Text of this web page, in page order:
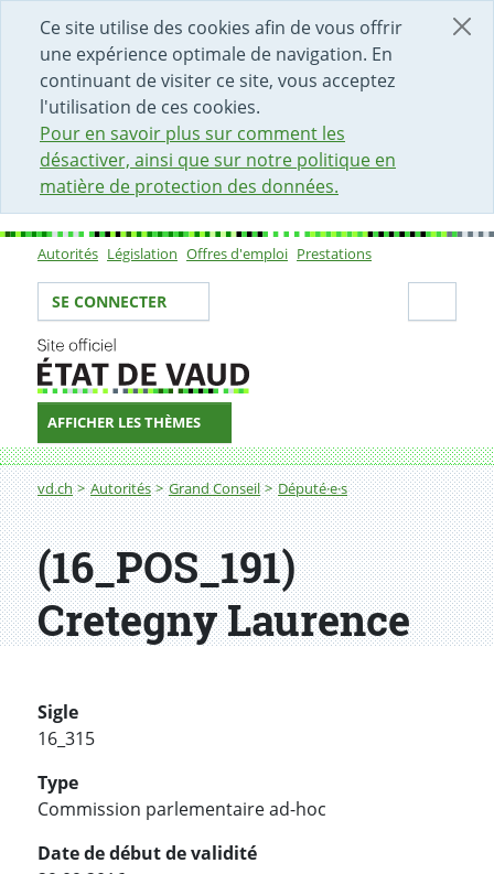
Ce site utilise des cookies afin de vous offrir
une expérience optimale de navigation. En
continuant de visiter ce site, vous acceptez
l'utilisation de ces cookies.
Pour en savoir plus sur comment les
désactiver, ainsi que sur notre politique en
matière de protection des données.
DÉBUT DU CONTENU DE LA PAGE
ACCÈS AU CHAMP DE RECHERCHE
PAGE D'ACCUEIL
FORMULAIRE DE CONTACT
Sous-navigation
Autorités Législation Offres d'emploi Prestations
Votre identité
SE CONNECTER
AFFICHER LES THÈMES
Fil d'Ariane
vd.ch Autorités Grand Conseil Député·e·s
(16_POS_191)
Cretegny Laurence
Sigle
16_315
Type
Commission parlementaire ad-hoc
Date de début de validité